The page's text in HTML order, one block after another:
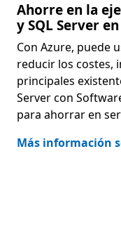
Ahorre en la
y SQL Server
Con Azure, puede
reducir los costes,
principales
Server con
para ahorrar en
Más información